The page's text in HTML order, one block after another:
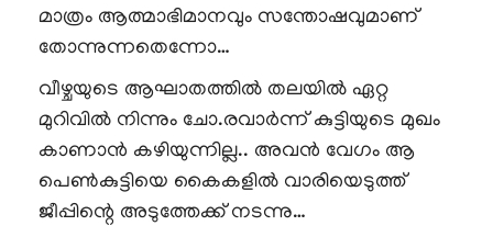
മാത്രം ആത്മാഭിമാനവും സന്തോഷവുമാണ്
തോന്നുന്നതെന്നോ…
വീഴ്ചയുടെ ആഘാതത്തിൽ തലയിൽ ഏറ്റ
മുറിവിൽ നിന്നും ചോ.രവാർന്ന് കുട്ടിയുടെ മുഖം
കാണാൻ കഴിയുന്നില്ല.. അവൻ വേഗം ആ
പെൺകുട്ടിയെ കൈകളിൽ വാരിയെടുത്ത്
ജീപ്പിന്റെ അടുത്തേക്ക് നടന്നു…